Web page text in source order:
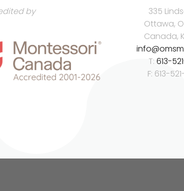
by
335
Ottawa,
Canada,
T: 613-
F: 613-